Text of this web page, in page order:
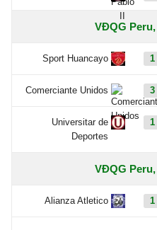
VĐQG
Sport Huancayo 1
Comerciante Unidos 3
Universitar de
Deportes
1
VĐQG
Alianza Atletico 1